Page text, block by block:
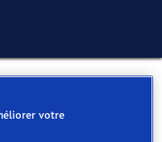
votre